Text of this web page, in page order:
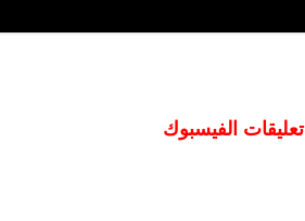
تعليقات الفيسبوك